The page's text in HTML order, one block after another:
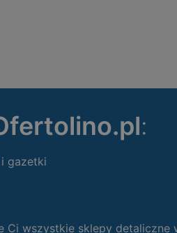
:
gazetki
Ci wszystkie sklepy detaliczne